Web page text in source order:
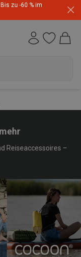
zu -60 % im
Reiseaccessoires –